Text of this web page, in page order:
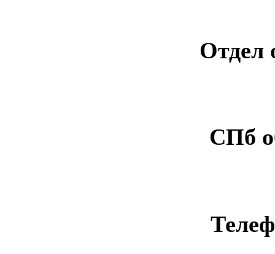
Отдел
СПб